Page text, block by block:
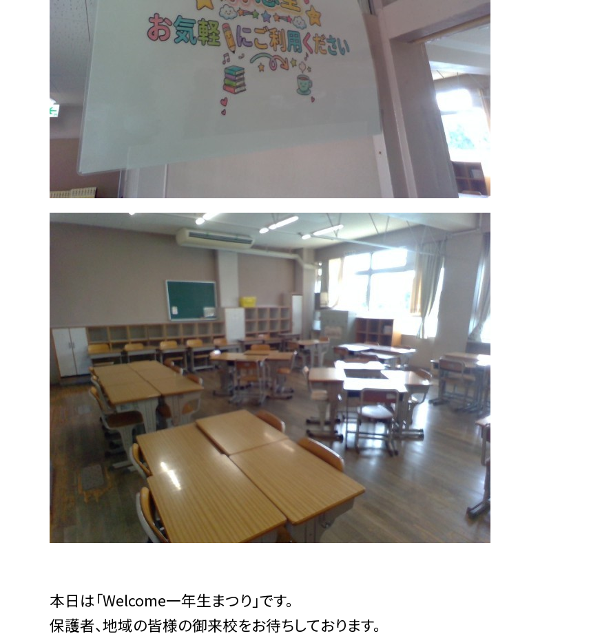
本日は「Welcome一年生まつり」です。
保護者、地域の皆様の御来校をお待ちしております。